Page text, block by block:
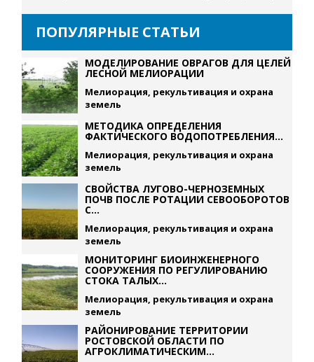
ПОПУЛЯРНЫЕ СТАТЬИ
МОДЕЛИРОВАНИЕ ОВРАГОВ ДЛЯ ЦЕЛЕЙ
ЛЕСНОЙ МЕЛИОРАЦИИ
Мелиорация, рекультивация и охрана
земель
МЕТОДИКА ОПРЕДЕЛЕНИЯ
ФАКТИЧЕСКОГО ВОДОПОТРЕБЛЕНИЯ...
Мелиорация, рекультивация и охрана
земель
СВОЙСТВА ЛУГОВО-ЧЕРНОЗЕМНЫХ
ПОЧВ ПОСЛЕ РОТАЦИИ СЕВООБОРОТОВ
С...
Мелиорация, рекультивация и охрана
земель
МОНИТОРИНГ БИОИНЖЕНЕРНОГО
СООРУЖЕНИЯ ПО РЕГУЛИРОВАНИЮ
СТОКА ТАЛЫХ...
Мелиорация, рекультивация и охрана
земель
РАЙОНИРОВАНИЕ ТЕРРИТОРИИ
РОСТОВСКОЙ ОБЛАСТИ ПО
АГРОКЛИМАТИЧЕСКИМ...